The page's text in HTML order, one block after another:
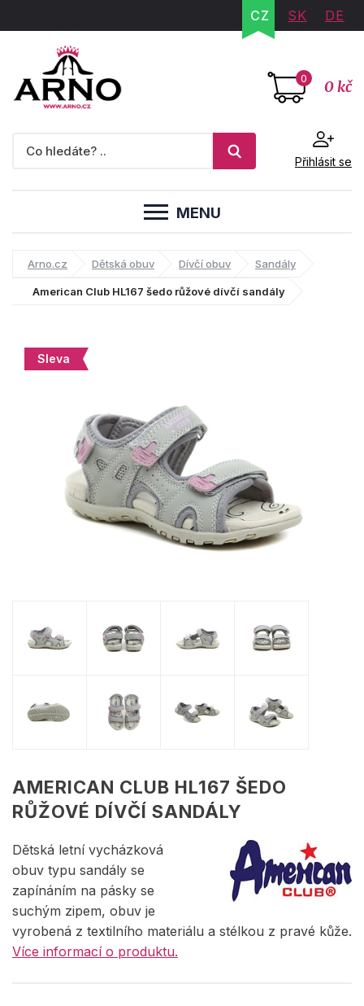
CZ SK DE
0 0 kč
Přihlásit se
MENU
Arno.cz Dětská obuv Dívčí obuv Sandály
American Club HL167 šedo růžové dívčí sandály
Sleva
AMERICAN CLUB HL167 ŠEDO
RŮŽOVÉ DÍVČÍ SANDÁLY
Dětská letní vycházková
obuv typu sandály se
zapínáním na pásky se
suchým zipem, obuv je
vyrobená z textilního materiálu a stélkou z pravé kůže.
Více informací o produktu.